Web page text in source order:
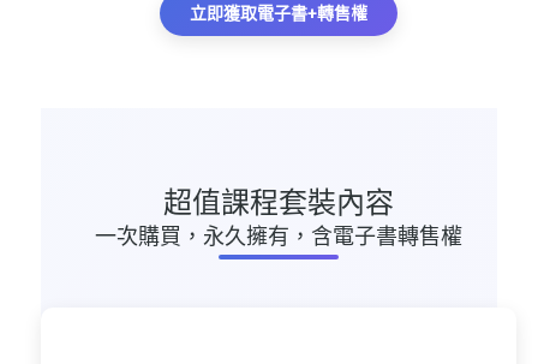
立即獲取電子書+轉售權
超值課程套裝內容
一次購買，永久擁有，含電子書轉售權